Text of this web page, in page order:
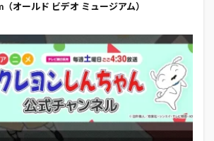
オールド ビデオ ミュージアム）